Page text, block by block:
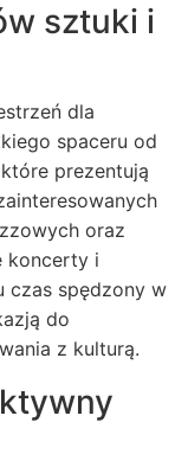
sztuki i
dla
spaceru od
prezentują
oraz
koncerty i
czas spędzony w
do
z kulturą.